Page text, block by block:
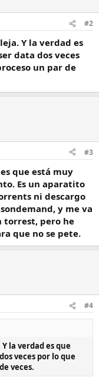
#2
Y la verdad es
data dos veces
un par de
#3
que está muy
Es un aparatito
ni descargo
y me va
torrest, pero he
que no se pete.
#4
la verdad es que
veces por lo que
veces.